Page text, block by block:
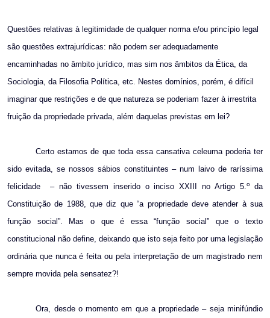
Questões relativas à legitimidade de qualquer norma e/ou princípio legal
são questões extrajurídicas: não podem ser adequadamente
encaminhadas no âmbito jurídico, mas sim nos âmbitos da Ética, da
Sociologia, da Filosofia Política, etc. Nestes domínios, porém, é difícil
imaginar que restrições e de que natureza se poderiam fazer à irrestrita
fruição da propriedade privada, além daquelas previstas em lei?
Certo estamos de que toda essa cansativa celeuma poderia ter
sido evitada, se nossos sábios constituintes – num laivo de raríssima
felicidade
– não tivessem inserido o inciso XXIII no Artigo 5.oda
Constituição de 1988, que diz que “a propriedade deve atender à sua
função social”. Mas o que é essa “função social” que o texto
constitucional não define, deixando que isto seja feito por uma legislação
ordinária que nunca é feita ou pela interpretação de um magistrado nem
sempre movida pela sensatez?!
Ora, desde o momento em que a propriedade – seja minifúndio